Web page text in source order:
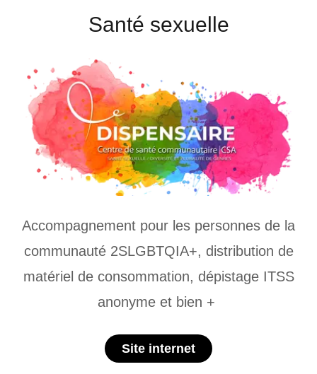
Santé sexuelle
Accompagnement pour les personnes de la
communauté 2SLGBTQIA+, distribution de
matériel de consommation, dépistage ITSS
anonyme et bien +
Site internet